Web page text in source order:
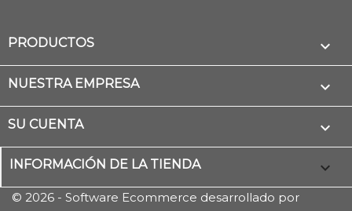
PRODUCTOS 
NUESTRA EMPRESA 
SU CUENTA 
INFORMACIÓN DE LA TIENDA keyboard_arrow_down
© 2026 - Software Ecommerce desarrollado por